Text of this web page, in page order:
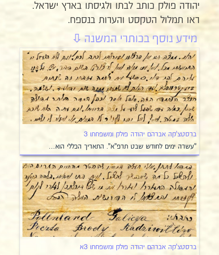
יהודה פולק כותב לבתו ולגיסתו בארץ ישראל.
ראו תמלול הטקסט והערות בנספח.
ברסטצ'קה אברהם יהודה פולק ומשפחתו 3
"עשרה ימים לחודש שבט תרפ"א". התאריך הכללי הוא…
ברסטצ'קה אברהם יהודה פולק ומשפחתו 3א